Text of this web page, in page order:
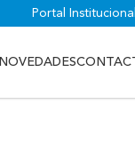
Portal Institucional
NOVEDADES